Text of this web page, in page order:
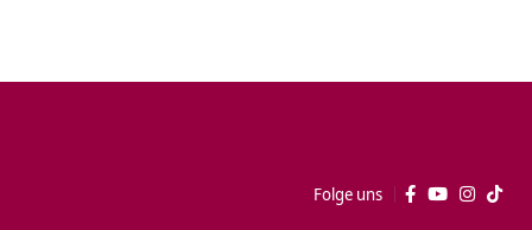
Folge uns